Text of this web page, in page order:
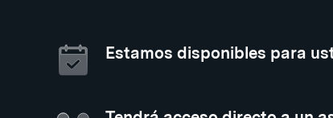
Estamos disponibles para